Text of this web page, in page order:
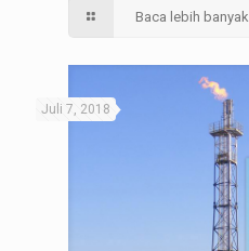
Baca lebih banyak
Juli 7, 2018